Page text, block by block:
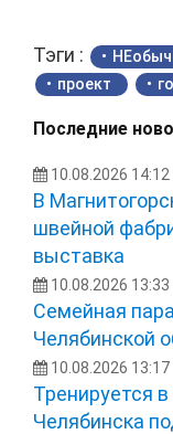
Тэги :
проект
Последние
10.08.2026 14:12
В
швейной
выставка
10.08.2026 13:33
Семейная
Челябинской
10.08.2026 13:17
Тренируется
Челябинска